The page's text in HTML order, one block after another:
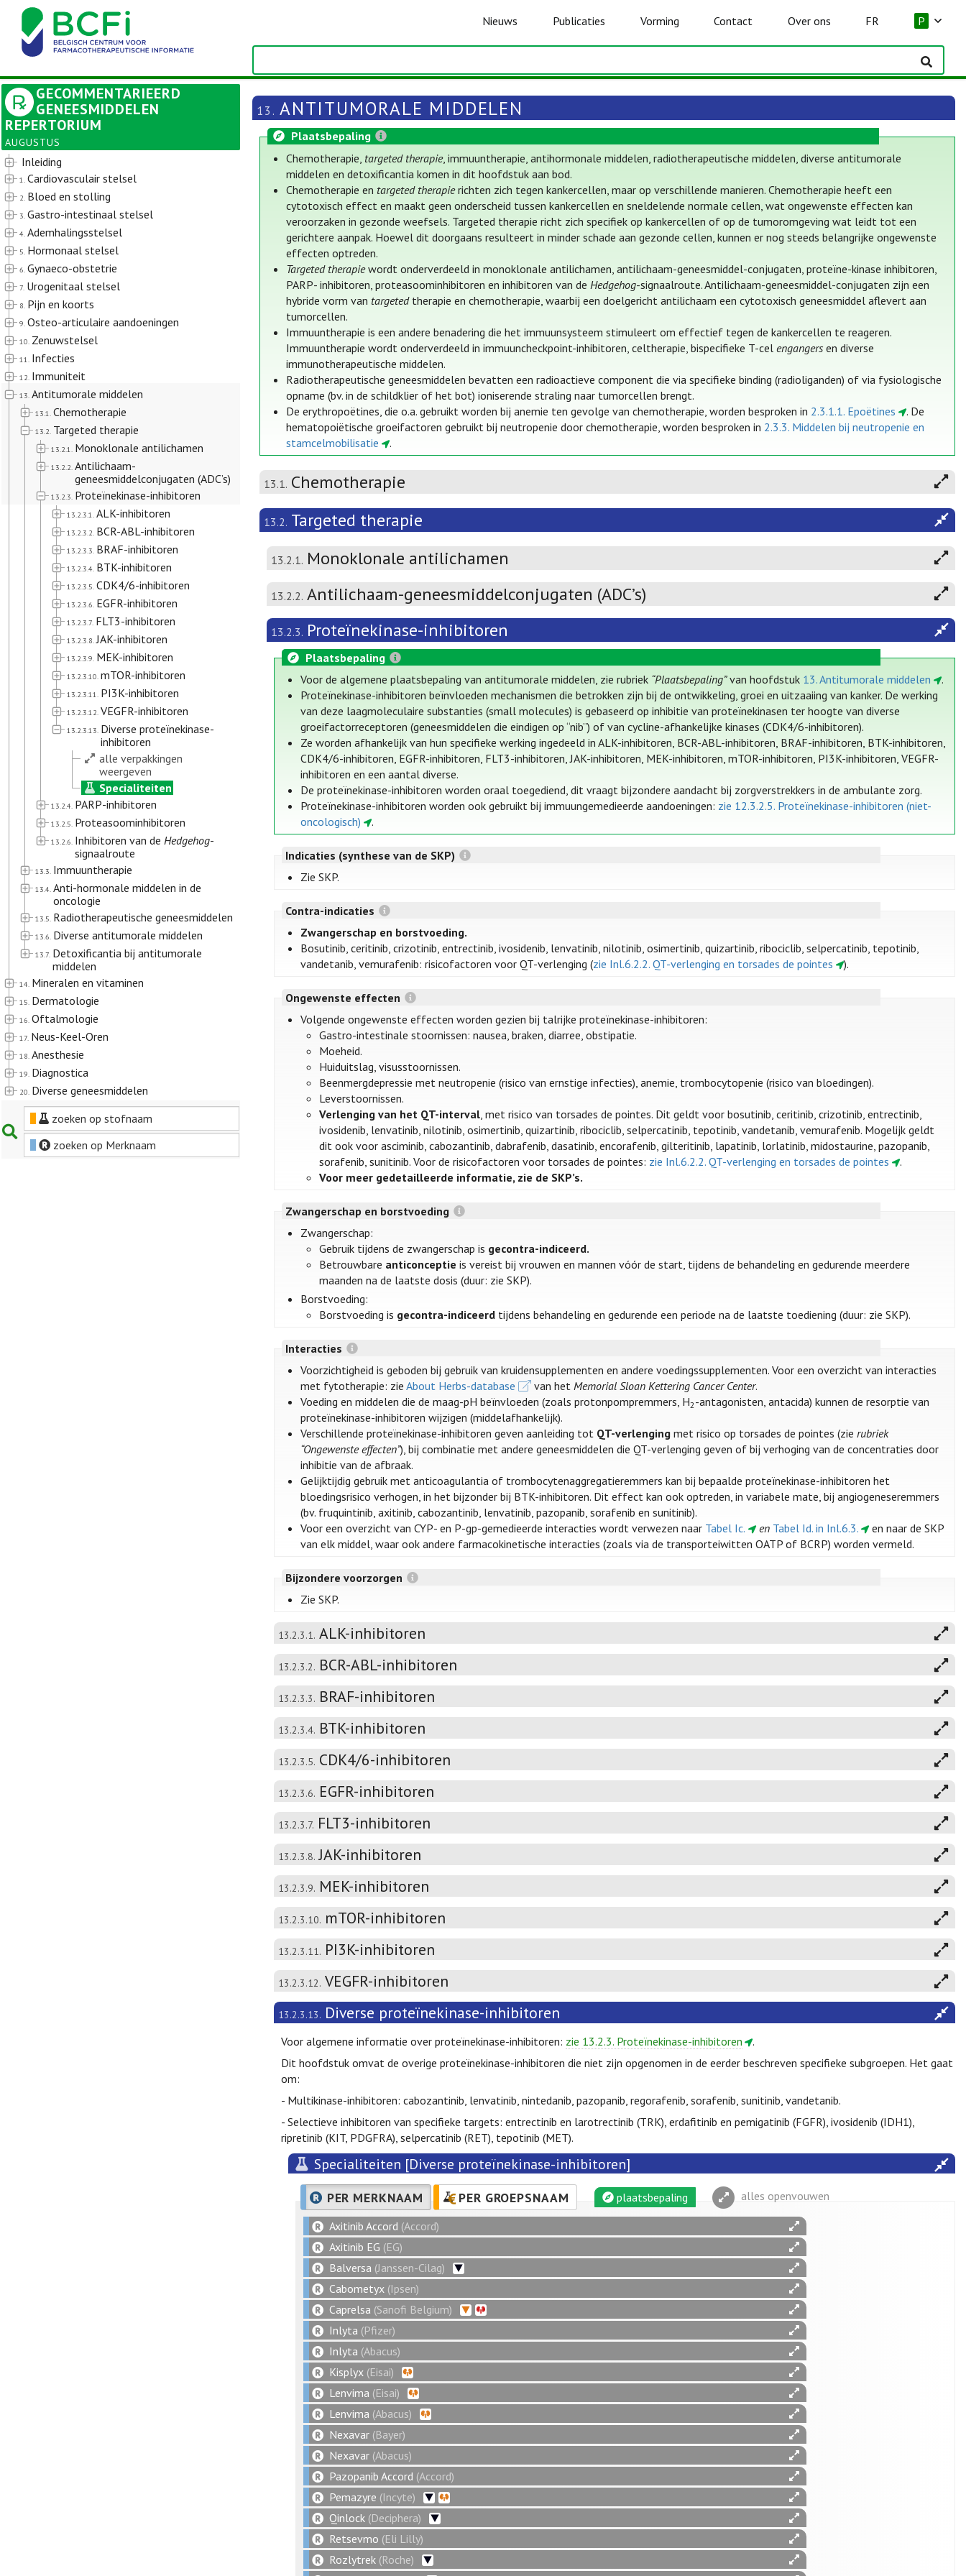
Nieuws Publicaties Vorming Contact Over ons FR P
GECOMMENTARIEERD
GENEESMIDDELEN
REPERTORIUM
AUGUSTUS
Inleiding
1. Cardiovasculair stelsel
2. Bloed en stolling
3. Gastro-intestinaal stelsel
4. Ademhalingsstelsel
5. Hormonaal stelsel
6. Gynaeco-obstetrie
7. Urogenitaal stelsel
8. Pijn en koorts
9. Osteo-articulaire aandoeningen
10. Zenuwstelsel
11. Infecties
12. Immuniteit
13. Antitumorale middelen
13.1. Chemotherapie
13.2. Targeted therapie
13.2.1. Monoklonale antilichamen
13.2.2. Antilichaam-
geneesmiddelconjugaten (ADC’s)
13.2.3. Proteïnekinase-inhibitoren
13.2.3.1. ALK-inhibitoren
13.2.3.2. BCR-ABL-inhibitoren
13.2.3.3. BRAF-inhibitoren
13.2.3.4. BTK-inhibitoren
13.2.3.5. CDK4/6-inhibitoren
13.2.3.6. EGFR-inhibitoren
13.2.3.7. FLT3-inhibitoren
13.2.3.8. JAK-inhibitoren
13.2.3.9. MEK-inhibitoren
13.2.3.10. mTOR-inhibitoren
13.2.3.11. PI3K-inhibitoren
13.2.3.12. VEGFR-inhibitoren
13.2.3.13. Diverse proteïnekinase-
inhibitoren
alle verpakkingen
weergeven
Specialiteiten
13.2.4. PARP-inhibitoren
13.2.5. Proteasoominhibitoren
13.2.6. Inhibitoren van de Hedgehog-
signaalroute
13.3. Immuuntherapie
13.4. Anti-hormonale middelen in de
oncologie
13.5. Radiotherapeutische geneesmiddelen
13.6. Diverse antitumorale middelen
13.7. Detoxificantia bij antitumorale
middelen
14. Mineralen en vitaminen
15. Dermatologie
16. Oftalmologie
17. Neus-Keel-Oren
18. Anesthesie
19. Diagnostica
20. Diverse geneesmiddelen
zoeken op stofnaam
zoeken op Merknaam
13. ANTITUMORALE MIDDELEN
Plaatsbepaling
Chemotherapie, targeted therapie, immuuntherapie, antihormonale middelen, radiotherapeutische middelen, diverse antitumorale
middelen en detoxificantia komen in dit hoofdstuk aan bod.
Chemotherapie en targeted therapierichten zich tegen kankercellen, maar op verschillende manieren. Chemotherapie heeft een
cytotoxisch effect en maakt geen onderscheid tussen kankercellen en sneldelende normale cellen, wat ongewenste effecten kan
veroorzaken in gezonde weefsels. Targeted therapie richt zich specifiek op kankercellen of op de tumoromgeving wat leidt tot een
gerichtere aanpak. Hoewel dit doorgaans resulteert in minder schade aan gezonde cellen, kunnen er nog steeds belangrijke ongewenste
effecten optreden.
Targeted therapiewordt onderverdeeld in monoklonale antilichamen, antilichaam-geneesmiddel-conjugaten, proteïne-kinase inhibitoren,
PARP- inhibitoren, proteasoominhibitoren en inhibitoren van deHedgehog-signaalroute. Antilichaam-geneesmiddel-conjugaten zijn een
hybride vorm van targetedtherapie en chemotherapie, waarbij een doelgericht antilichaam een cytotoxisch geneesmiddel aflevert aan
tumorcellen.
Immuuntherapie is een andere benadering die het immuunsysteem stimuleert om effectief tegen de kankercellen te reageren.
Immuuntherapie wordt onderverdeeld in immuuncheckpoint-inhibitoren, celtherapie, bispecifieke T-celengangers en diverse
immunotherapeutische middelen.
Radiotherapeutische geneesmiddelen bevatten een radioactieve component die via specifieke binding (radioliganden) of via fysiologische
opname (bv. in de schildklier of het bot) ioniserende straling naar tumorcellen brengt.
De erythropoëtines, die o.a. gebruikt worden bij anemie ten gevolge van chemotherapie, worden besproken in 2.3.1.1. Epoëtines
. De
hematopoiëtische groeifactoren gebruikt bij neutropenie door chemotherapie, worden besproken in 2.3.3. Middelen bij neutropenie en
stamcelmobilisatie
.
13.1. Chemotherapie
13.2. Targeted therapie
13.2.1. Monoklonale antilichamen
13.2.2. Antilichaam-geneesmiddelconjugaten (ADC’s)
13.2.3. Proteïnekinase-inhibitoren
Plaatsbepaling
Voor de algemene plaatsbepaling van antitumorale middelen, zie rubriek “Plaatsbepaling”van hoofdstuk 13. Antitumorale middelen
.
Proteïnekinase-inhibitoren beïnvloeden mechanismen die betrokken zijn bij de ontwikkeling, groei en uitzaaiing van kanker. De werking
van deze laagmoleculaire substanties (small molecules) is gebaseerd op inhibitie van proteïnekinasen ter hoogte van diverse
groeifactorreceptoren (geneesmiddelen die eindigen op “nib”) of van cycline-afhankelijke kinases (CDK4/6-inhibitoren).
Ze worden afhankelijk van hun specifieke werking ingedeeld in ALK-inhibitoren, BCR-ABL-inhibitoren, BRAF-inhibitoren, BTK-inhibitoren,
CDK4/6-inhibitoren, EGFR-inhibitoren, FLT3-inhibitoren, JAK-inhibitoren, MEK-inhibitoren, mTOR-inhibitoren, PI3K-inhibitoren, VEGFR-
inhibitoren en een aantal diverse.
De proteïnekinase-inhibitoren worden oraal toegediend, dit vraagt bijzondere aandacht bij zorgverstrekkers in de ambulante zorg.
Proteïnekinase-inhibitoren worden ook gebruikt bij immuungemedieerde aandoeningen: zie 12.3.2.5. Proteïnekinase-inhibitoren (niet-
oncologisch)
.
Indicaties (synthese van de SKP)
Zie SKP.
Contra-indicaties
Zwangerschap en borstvoeding.
Bosutinib, ceritinib, crizotinib, entrectinib, ivosidenib, lenvatinib, nilotinib, osimertinib, quizartinib, ribociclib, selpercatinib, tepotinib,
vandetanib, vemurafenib: risicofactoren voor QT-verlenging (zie Inl.6.2.2. QT-verlenging en torsades de pointes ).
Ongewenste effecten
Volgende ongewenste effecten worden gezien bij talrijke proteïnekinase-inhibitoren:
Gastro-intestinale stoornissen: nausea, braken, diarree, obstipatie.
Moeheid.
Huiduitslag, visusstoornissen.
Beenmergdepressie met neutropenie (risico van ernstige infecties), anemie, trombocytopenie (risico van bloedingen).
Leverstoornissen.
Verlenging van het QT-interval, met risico van torsades de pointes. Dit geldt voor bosutinib, ceritinib, crizotinib, entrectinib,
ivosidenib, lenvatinib, nilotinib, osimertinib, quizartinib, ribociclib, selpercatinib, tepotinib, vandetanib, vemurafenib. Mogelijk geldt
dit ook voor asciminib, cabozantinib, dabrafenib, dasatinib, encorafenib, gilteritinib, lapatinib, lorlatinib, midostaurine, pazopanib,
sorafenib, sunitinib. Voor de risicofactoren voor torsades de pointes: zie Inl.6.2.2. QT-verlenging en torsades de pointes
.
Voor meer gedetailleerde informatie, zie de SKP’s.
Zwangerschap en borstvoeding
Zwangerschap:
Gebruik tijdens de zwangerschap is gecontra-indiceerd.
Betrouwbare anticonceptie is vereist bij vrouwen en mannen vóór de start, tijdens de behandeling en gedurende meerdere
maanden na de laatste dosis (duur: zie SKP).
Borstvoeding:
Borstvoeding is gecontra-indiceerd tijdens behandeling en gedurende een periode na de laatste toediening (duur: zie SKP).
Interacties
Voorzichtigheid is geboden bij gebruik van kruidensupplementen en andere voedingssupplementen. Voor een overzicht van interacties
met fytotherapie: zieAbout Herbs-database van hetMemorial Sloan Kettering Cancer Center.
Voeding en middelen die de maag-pH beïnvloeden (zoals protonpompremmers, H2-antagonisten, antacida) kunnen de resorptie van
proteïnekinase-inhibitoren wijzigen (middelafhankelijk).
Verschillende proteïnekinase-inhibitoren geven aanleiding tot QT-verlenging met risico op torsades de pointes (zierubriek
“Ongewenste effecten”), bij combinatie met andere geneesmiddelen die QT-verlenging geven of bij verhoging van de concentraties door
inhibitie van de afbraak.
Gelijktijdig gebruik met anticoagulantia of trombocytenaggregatieremmers kan bij bepaalde proteïnekinase-inhibitoren het
bloedingsrisico verhogen, in het bijzonder bij BTK-inhibitoren. Dit effect kan ook optreden, in variabele mate, bij angiogeneseremmers
(bv. fruquintinib, axitinib, cabozantinib, lenvatinib, pazopanib, sorafenib en sunitinib).
Voor een overzicht van CYP- en P-gp-gemedieerde interacties wordt verwezen naar Tabel Ic. en Tabel Id. in Inl.6.3.
en naar de SKP
van elk middel, waar ook andere farmacokinetische interacties (zoals via de transporteiwitten OATP of BCRP) worden vermeld.
Bijzondere voorzorgen
Zie SKP.
13.2.3.1. ALK-inhibitoren
13.2.3.2. BCR-ABL-inhibitoren
13.2.3.3. BRAF-inhibitoren
13.2.3.4. BTK-inhibitoren
13.2.3.5. CDK4/6-inhibitoren
13.2.3.6. EGFR-inhibitoren
13.2.3.7. FLT3-inhibitoren
13.2.3.8. JAK-inhibitoren
13.2.3.9. MEK-inhibitoren
13.2.3.10. mTOR-inhibitoren
13.2.3.11. PI3K-inhibitoren
13.2.3.12. VEGFR-inhibitoren
13.2.3.13. Diverse proteïnekinase-inhibitoren
Voor algemene informatie over proteïnekinase-inhibitoren: zie 13.2.3. Proteïnekinase-inhibitoren
.
Dit hoofdstuk omvat de overige proteïnekinase-inhibitoren die niet zijn opgenomen in de eerder beschreven specifieke subgroepen. Het gaat
om:
- Multikinase-inhibitoren: cabozantinib, lenvatinib, nintedanib, pazopanib, regorafenib, sorafenib, sunitinib, vandetanib.
- Selectieve inhibitoren van specifieke targets: entrectinib en larotrectinib (TRK), erdafitinib en pemigatinib (FGFR), ivosidenib (IDH1),
ripretinib (KIT, PDGFRA), selpercatinib (RET), tepotinib (MET).
Specialiteiten [Diverse proteïnekinase-inhibitoren]
PER MERKNAAM PER GROEPSNAAM plaatsbepaling alles openvouwen
Axitinib Accord (Accord)
Axitinib EG (EG)
Balversa (Janssen-Cilag)
Cabometyx (Ipsen)
Caprelsa (Sanofi Belgium)
Inlyta (Pfizer)
Inlyta (Abacus)
Kisplyx (Eisai)
Lenvima (Eisai)
Lenvima (Abacus)
Nexavar (Bayer)
Nexavar (Abacus)
Pazopanib Accord (Accord)
Pemazyre (Incyte)
Qinlock (Deciphera)
Retsevmo (Eli Lilly)
Rozlytrek (Roche)